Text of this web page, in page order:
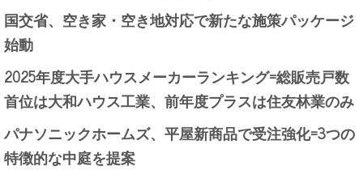
国交省、空き家・空き地対応で新たな施策パッケージ
始動
2025年度大手ハウスメーカーランキング=総販売戸数
首位は大和ハウス工業、前年度プラスは住友林業のみ
パナソニックホームズ、平屋新商品で受注強化=3つの
特徴的な中庭を提案